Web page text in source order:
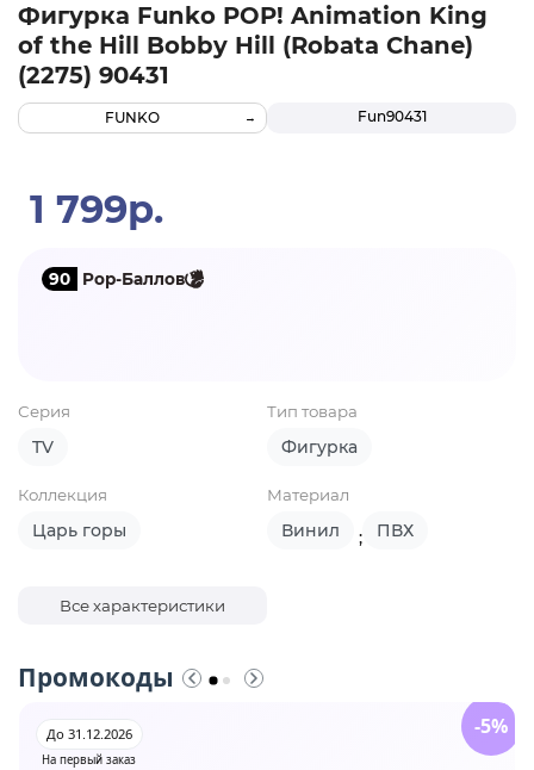
Фигурка Funko POP! Animation King
of the Hill Bobby Hill (Robata Chane)
(2275) 90431
Fun90431
FUNKO
1 799р.
90 Pop-Баллов
Серия
TV
Тип товара
Фигурка
Коллекция
Царь горы
Материал
Винил ; ПВХ
Все характеристики
Промокоды
На первый заказ
До 31.12.2026 -5%